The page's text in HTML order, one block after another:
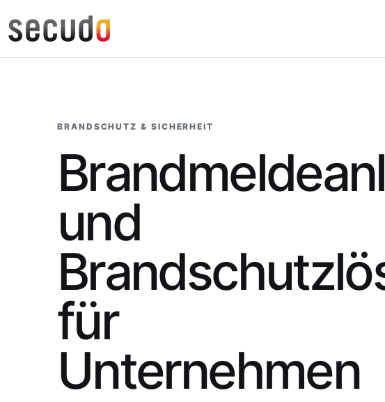
BRANDSCHUTZ & SICHERHEIT
und
für
Unternehmen